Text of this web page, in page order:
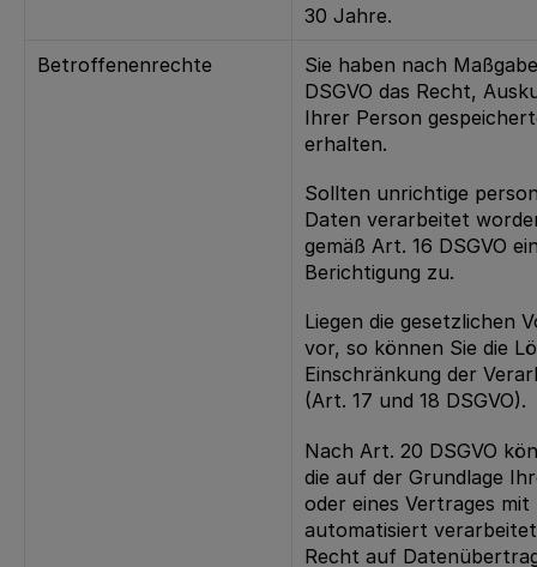
30 Jahre.
Betroffenenrechte
Sie haben nach
DSGVO das Recht,
Ihrer Person
erhalten.
Sollten unrichtige
Daten verarbeitet
gemäß Art. 16 DSGVO
Berichtigung zu.
Liegen die gesetzlichen
vor, so können Sie die
Einschränkung der
(Art. 17 und 18 DSGVO).
Nach Art. 20 DSGVO
die auf der Grundlage
oder eines Vertrages mit
automatisiert
Recht auf